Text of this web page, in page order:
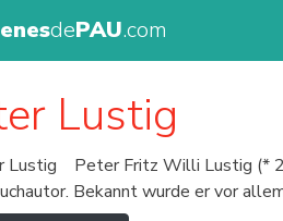
dePAU.com
Lustig
Peter Fritz Willi Lustig (*
Bekannt wurde er vor